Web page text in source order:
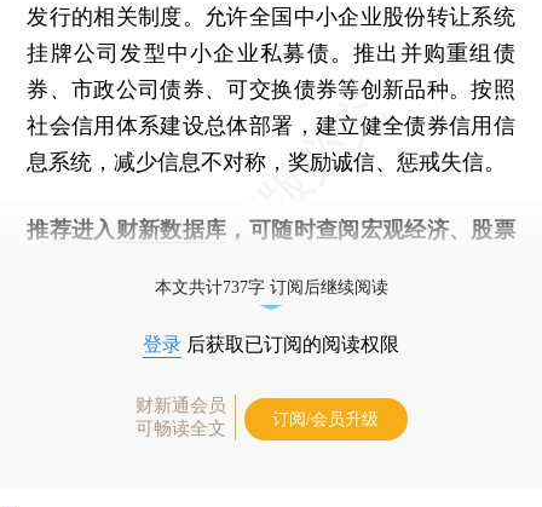
发行的相关制度。允许全国中小企业股份转让系统
挂牌公司发型中小企业私募债。推出并购重组债
券、市政公司债券、可交换债券等创新品种。按照
社会信用体系建设总体部署，建立健全债券信用信
息系统，减少信息不对称，奖励诚信、惩戒失信。
推荐进入 财新数据库 ，可随时查阅宏观经济、股票
本文共计737字 订阅后继续阅读
登录 后获取已订阅的阅读权限
财新通会员
可畅读全文
订阅/会员升级